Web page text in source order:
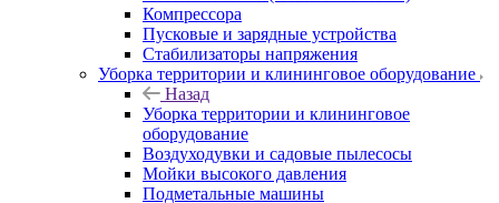
Компрессора
Пусковые и зарядные устройства
Стабилизаторы напряжения
Уборка территории и клининговое оборудование
Назад
Уборка территории и клининговое
оборудование
Воздуходувки и садовые пылесосы
Мойки высокого давления
Подметальные машины